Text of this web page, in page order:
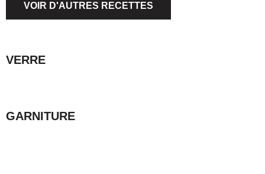
VOIR D'AUTRES RECETTES
VERRE
GARNITURE